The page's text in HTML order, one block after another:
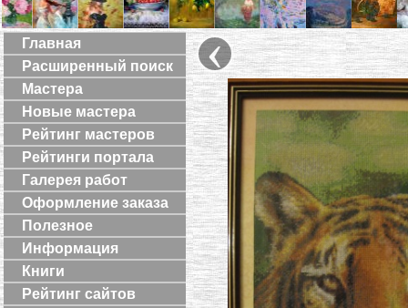
Главная
Расширенный поиск
Мастера
Новые мастера
Рейтинг мастеров
Рейтинги портала
Галерея работ
Оформление заказа
Полезное
Информация
Книги
Рейтинг сайтов
‹